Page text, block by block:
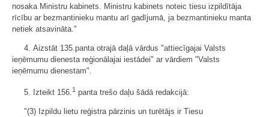
nosaka Ministru kabinets. Ministru kabinets noteic tiesu izpildītāja
rīcību ar bezmantinieku mantu arī gadījumā, ja bezmantinieku manta
netiek atsavināta."
4. Aizstāt 135.panta otrajā daļā vārdus "attiecīgajai Valsts
ieņēmumu dienesta reģionālajai iestādei" ar vārdiem "Valsts
ieņēmumu dienestam".
5. Izteikt 156.1 panta trešo daļu šādā redakcijā:
"(3) Izpildu lietu reģistra pārzinis un turētājs ir Tiesu